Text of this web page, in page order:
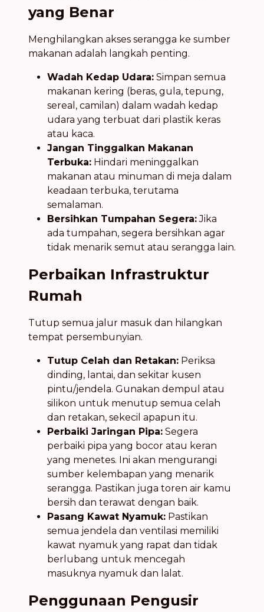
yang Benar
Menghilangkan akses serangga ke sumber
makanan adalah langkah penting.
Wadah Kedap Udara: Simpan semua
makanan kering (beras, gula, tepung,
sereal, camilan) dalam wadah kedap
udara yang terbuat dari plastik keras
atau kaca.
Jangan Tinggalkan Makanan
Terbuka: Hindari meninggalkan
makanan atau minuman di meja dalam
keadaan terbuka, terutama
semalaman.
Bersihkan Tumpahan Segera:Jika
ada tumpahan, segera bersihkan agar
tidak menarik semut atau serangga lain.
Perbaikan Infrastruktur
Rumah
Tutup semua jalur masuk dan hilangkan
tempat persembunyian.
Tutup Celah dan Retakan: Periksa
dinding, lantai, dan sekitar kusen
pintu/jendela. Gunakan dempul atau
silikon untuk menutup semua celah
dan retakan, sekecil apapun itu.
Perbaiki Jaringan Pipa: Segera
perbaiki pipa yang bocor atau keran
yang menetes. Ini akan mengurangi
sumber kelembapan yang menarik
serangga. Pastikan juga toren air kamu
bersih dan terawat dengan baik.
Pasang Kawat Nyamuk: Pastikan
semua jendela dan ventilasi memiliki
kawat nyamuk yang rapat dan tidak
berlubang untuk mencegah
masuknya nyamuk dan lalat.
Penggunaan Pengusir